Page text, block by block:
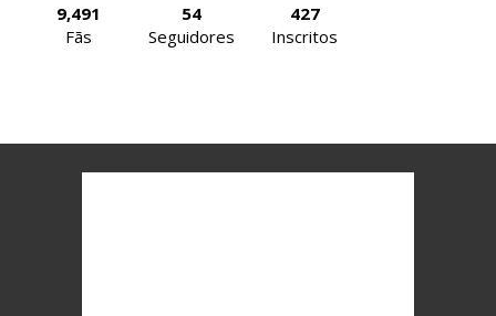
9,491
Fãs
54
Seguidores
427
Inscritos